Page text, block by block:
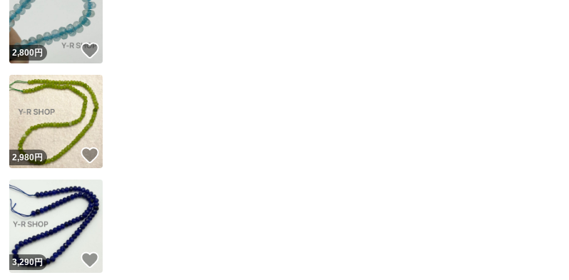
このユーザーは高頻度で24時間以内＆設定した発送日数内に発送してい
ます
このユーザーは高頻度で24時間以内に発送しています
このユーザーは設定した発送日数内に発送しています
いいね！
2,800円
いいね！
2,980円
いいね！
3,290円